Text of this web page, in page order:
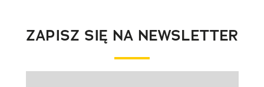
ZAPISZ SIĘ NA NEWSLETTER